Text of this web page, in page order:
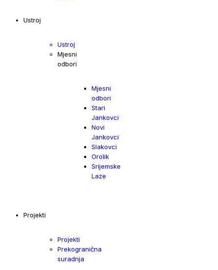
Ustroj
Ustroj
Mjesni
odbori
Mjesni
odbori
Stari
Jankovci
Novi
Jankovci
Slakovci
Orolik
Srijemske
Laze
Projekti
Projekti
Prekogranična
suradnja